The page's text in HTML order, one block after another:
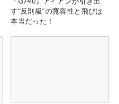
す“反則級”の寛容性と飛びは
本当だった！